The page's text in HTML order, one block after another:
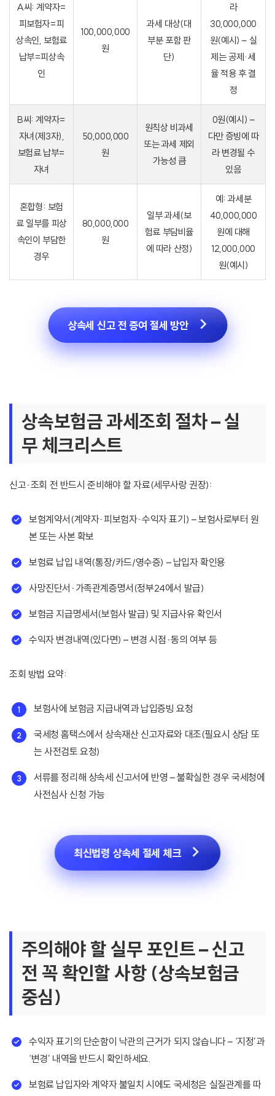
A씨: 계약자=
피보험자=피
상속인, 보험료
납부=피상속
인
100,000,000
원
과세 대상(대
부분 포함 판
단)
라
30,000,000
원(예시) – 실
제는 공제·세
율 적용 후 결
정
B씨: 계약자=
자녀(제3자),
보험료 납부=
자녀
50,000,000
원
원칙상 비과세
또는 과세 제외
가능성 큼
0원(예시) –
다만 증빙에 따
라 변경될 수
있음
혼합형: 보험
료 일부를 피상
속인이 부담한
경우
80,000,000
원
일부 과세(보
험료 부담비율
에 따라 산정)
예: 과세분
40,000,000
원에 대해
12,000,000
원(예시)
상속세 신고 전 증여 절세 방안
상속보험금 과세조회 절차 – 실
무 체크리스트
신고·조회 전 반드시 준비해야 할 자료(세무사랑 권장):
보험계약서(계약자·피보험자·수익자 표기) – 보험사로부터 원
본 또는 사본 확보
보험료 납입 내역(통장/카드/영수증) – 납입자 확인용
사망진단서·가족관계증명서(정부24에서 발급)
보험금 지급명세서(보험사 발급) 및 지급사유 확인서
수익자 변경내역(있다면) – 변경 시점·동의 여부 등
조회 방법 요약:
보험사에 보험금 지급내역과 납입증빙 요청
국세청 홈택스에서 상속재산 신고자료와 대조(필요시 상담 또
는 사전검토 요청)
서류를 정리해 상속세 신고서에 반영 – 불확실한 경우 국세청에
사전심사 신청 가능
최신법령 상속세 절세 체크
주의해야 할 실무 포인트 – 신고
전 꼭 확인할 사항 (상속보험금
중심)
수익자 표기의 단순함이 낙관의 근거가 되지 않습니다 – ‘지정’과
‘변경’ 내역을 반드시 확인하세요.
보험료 납입자와 계약자 불일치 시에도 국세청은 실질관계를 따